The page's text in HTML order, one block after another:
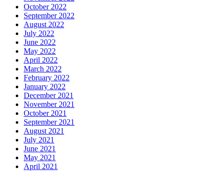
October 2022
September 2022
August 2022
July 2022
June 2022
May 2022
April 2022
March 2022
February 2022
January 2022
December 2021
November 2021
October 2021
September 2021
August 2021
July 2021
June 2021
May 2021
April 2021